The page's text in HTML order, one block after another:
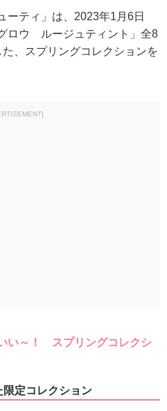
ティ」は、2023年1月6日
ロウ ルージュティント」全8
、スプリングコレクションを
い～！ スプリングコレクシ
定コレクション